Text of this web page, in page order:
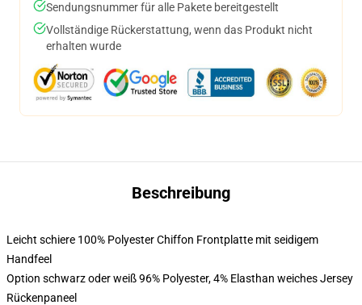
Sendungsnummer für alle Pakete bereitgestellt
Vollständige Rückerstattung, wenn das Produkt nicht
erhalten wurde
Beschreibung
Leicht schiere 100% Polyester Chiffon Frontplatte mit seidigem
Handfeel
Option schwarz oder weiß 96% Polyester, 4% Elasthan weiches Jersey
Rückenpaneel